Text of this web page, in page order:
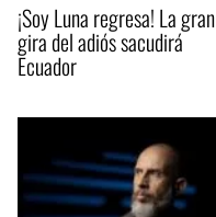
¡Soy Luna regresa! La gran
gira del adiós sacudirá
Ecuador